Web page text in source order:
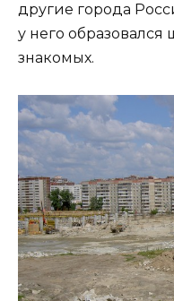
другие города
у него
знакомых.